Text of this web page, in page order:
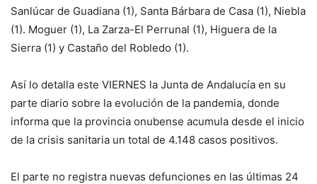
Sanlúcar de Guadiana (1), Santa Bárbara de Casa (1), Niebla
(1). Moguer (1), La Zarza-El Perrunal (1), Higuera de la
Sierra (1) y Castaño del Robledo (1).
Así lo detalla este VIERNES la Junta de Andalucía en su
parte diario sobre la evolución de la pandemia, donde
informa que la provincia onubense acumula desde el inicio
de la crisis sanitaria un total de 4.148 casos positivos.
El parte no registra nuevas defunciones en las últimas 24